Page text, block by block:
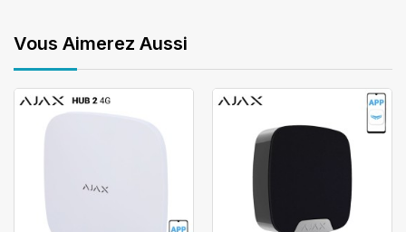
Vous Aimerez Aussi